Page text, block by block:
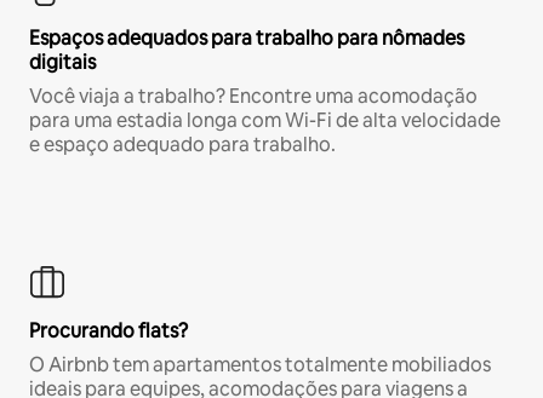
Espaços adequados para trabalho para nômades
digitais
Você viaja a trabalho? Encontre uma acomodação
para uma estadia longa com Wi-Fi de alta velocidade
e espaço adequado para trabalho.
Procurando flats?
O Airbnb tem apartamentos totalmente mobiliados
ideais para equipes, acomodações para viagens a